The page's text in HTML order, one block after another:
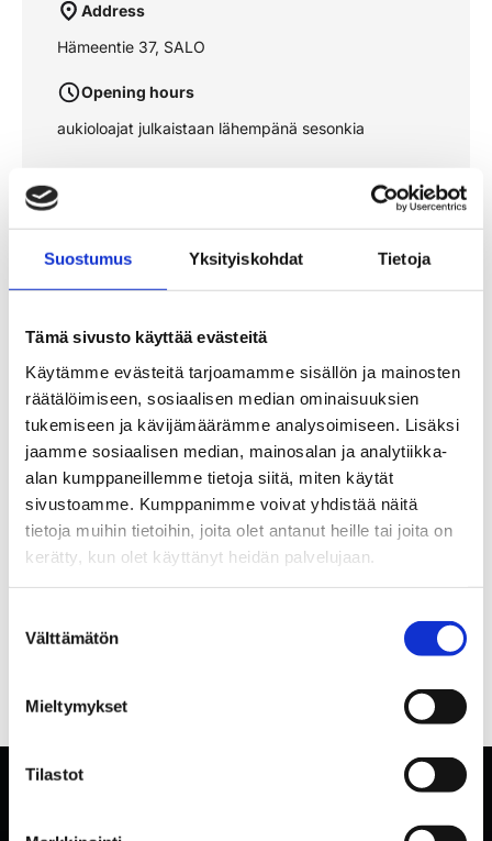
Suostumus Yksityiskohdat Tietoja
Tämä sivusto käyttää evästeitä
Käytämme evästeitä tarjoamamme sisällön ja mainosten
räätälöimiseen, sosiaalisen median ominaisuuksien
tukemiseen ja kävijämäärämme analysoimiseen. Lisäksi
jaamme sosiaalisen median, mainosalan ja analytiikka-
alan kumppaneillemme tietoja siitä, miten käytät
sivustoamme. Kumppanimme voivat yhdistää näitä
tietoja muihin tietoihin, joita olet antanut heille tai joita on
kerätty, kun olet käyttänyt heidän palvelujaan.
valinta
Välttämätön
Mieltymykset
Tilastot
Address
Hämeentie 37, SALO
Opening hours
aukioloajat julkaistaan lähempänä sesonkia